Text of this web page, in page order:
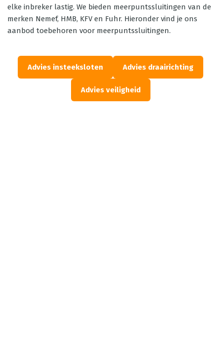
elke inbreker lastig. We bieden meerpuntssluitingen van de
merken Nemef, HMB, KFV en Fuhr. Hieronder vind je ons
aanbod toebehoren voor meerpuntssluitingen.
Advies insteeksloten Advies draairichting
Advies veiligheid